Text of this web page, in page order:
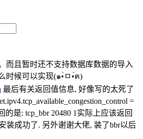
而且暂时还不支持数据库数据的导入
时候可以实现(๑•̀ㅁ•́ฅ)
最后有关返回值信息, 好像写的太死了
=
的是: tcp_bbr 20480 1实际上应该返回
装成功了. 另外谢谢大佬, 装了bbr以后